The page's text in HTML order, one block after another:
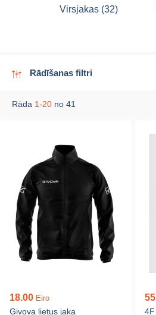
Virsjakas (32)
Rādīšanas filtri
Rāda 1-20 no 41
18.00 Eiro
Givova lietus jaka